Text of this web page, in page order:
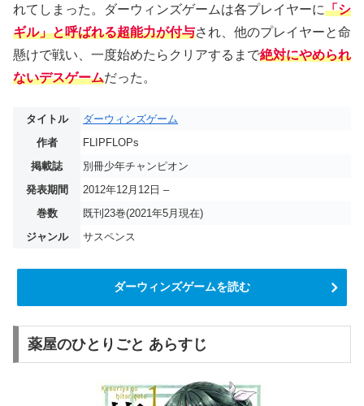
れてしまった。ダーウィンズゲームは各プレイヤーに「シ
ギル」と呼ばれる超能力が付与され、他のプレイヤーと命
懸けで戦い、一度始めたらクリアするまで絶対にやめられ
ないデスゲームだった。
タイトル
ダーウィンズゲーム
作者
FLIPFLOPs
掲載誌
別冊少年チャンピオン
発表期間
2012年12月12日 –
巻数
既刊23巻(2021年5月現在)
ジャンル
サスペンス
ダーウィンズゲームを読む
薬屋のひとりごと あらすじ